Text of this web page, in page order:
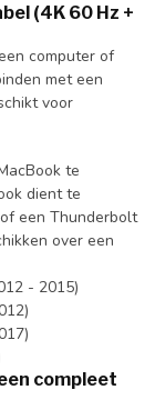
(4K 60 Hz +
computer of
met een
voor
te
dient te
een Thunderbolt
over een
- 2015)
compleet